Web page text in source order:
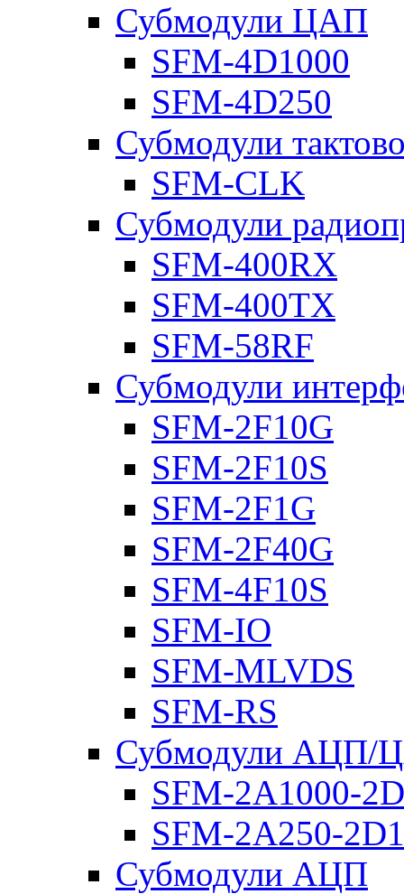
Субмодули ЦАП
SFM-4D1000
SFM-4D250
Субмодули
SFM-CLK
Субмодули
SFM-400RX
SFM-400TX
SFM-58RF
Субмодули
SFM-2F10G
SFM-2F10S
SFM-2F1G
SFM-2F40G
SFM-4F10S
SFM-IO
SFM-MLVDS
SFM-RS
Субмодули АЦП/
SFM-2A1000-
SFM-2A250-
Субмодули АЦП